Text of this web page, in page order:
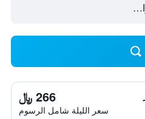
266 ﷼
سعر الليلة شامل الرسوم